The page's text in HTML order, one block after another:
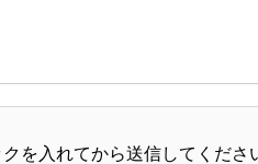
を入れてから送信してくださ